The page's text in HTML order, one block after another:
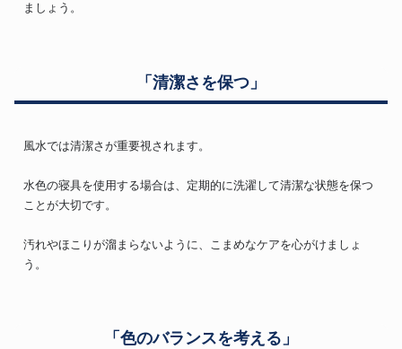
ましょう。
「清潔さを保つ」
風水では清潔さが重要視されます。
水色の寝具を使用する場合は、定期的に洗濯して清潔な状態を保つ
ことが大切です。
汚れやほこりが溜まらないように、こまめなケアを心がけましょ
う。
「色のバランスを考える」